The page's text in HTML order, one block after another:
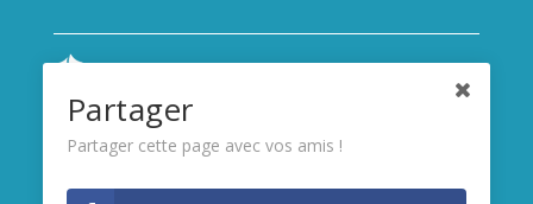
Brieucet adhérent de l’association
France Nature
Partager
Partager cette page avec vos amis !